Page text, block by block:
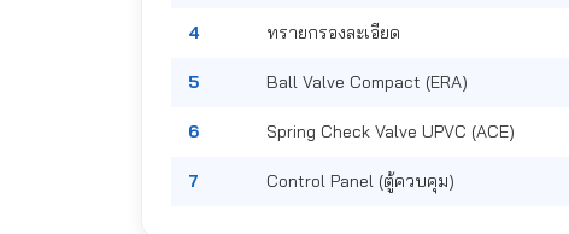
4 ทรายกรองละเอียด
5 Ball Valve Compact (ERA)
6 Spring Check Valve UPVC (ACE)
7 Control Panel (ตู้ควบคุม)